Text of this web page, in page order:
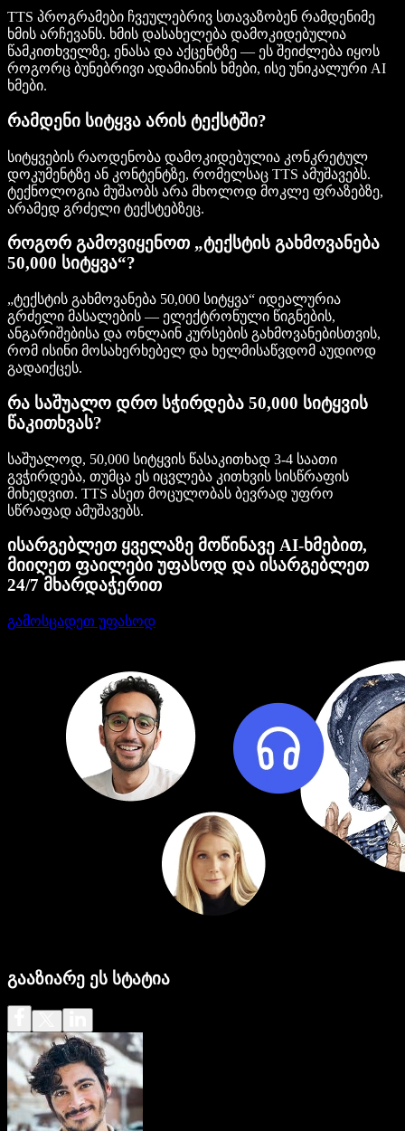
TTS პროგრამები ჩვეულებრივ სთავაზობენ რამდენიმე
ხმის არჩევანს. ხმის დასახელება დამოკიდებულია
წამკითხველზე, ენასა და აქცენტზე — ეს შეიძლება იყოს
როგორც ბუნებრივი ადამიანის ხმები, ისე უნიკალური AI
ხმები.
რამდენი სიტყვა არის ტექსტში?
სიტყვების რაოდენობა დამოკიდებულია კონკრეტულ
დოკუმენტზე ან კონტენტზე, რომელსაც TTS ამუშავებს.
ტექნოლოგია მუშაობს არა მხოლოდ მოკლე ფრაზებზე,
არამედ გრძელი ტექსტებზეც.
როგორ გამოვიყენოთ „ტექსტის გახმოვანება
50,000 სიტყვა“?
„ტექსტის გახმოვანება 50,000 სიტყვა“ იდეალურია
გრძელი მასალების — ელექტრონული წიგნების,
ანგარიშებისა და ონლაინ კურსების გახმოვანებისთვის,
რომ ისინი მოსახერხებელ და ხელმისაწვდომ აუდიოდ
გადაიქცეს.
რა საშუალო დრო სჭირდება 50,000 სიტყვის
წაკითხვას?
საშუალოდ, 50,000 სიტყვის წასაკითხად 3-4 საათი
გვჭირდება, თუმცა ეს იცვლება კითხვის სისწრაფის
მიხედვით. TTS ასეთ მოცულობას ბევრად უფრო
სწრაფად ამუშავებს.
ისარგებლეთ ყველაზე მოწინავე AI-ხმებით,
მიიღეთ ფაილები უფასოდ და ისარგებლეთ
24/7 მხარდაჭერით
გამოსცადეთ უფასოდ
გააზიარე ეს სტატია